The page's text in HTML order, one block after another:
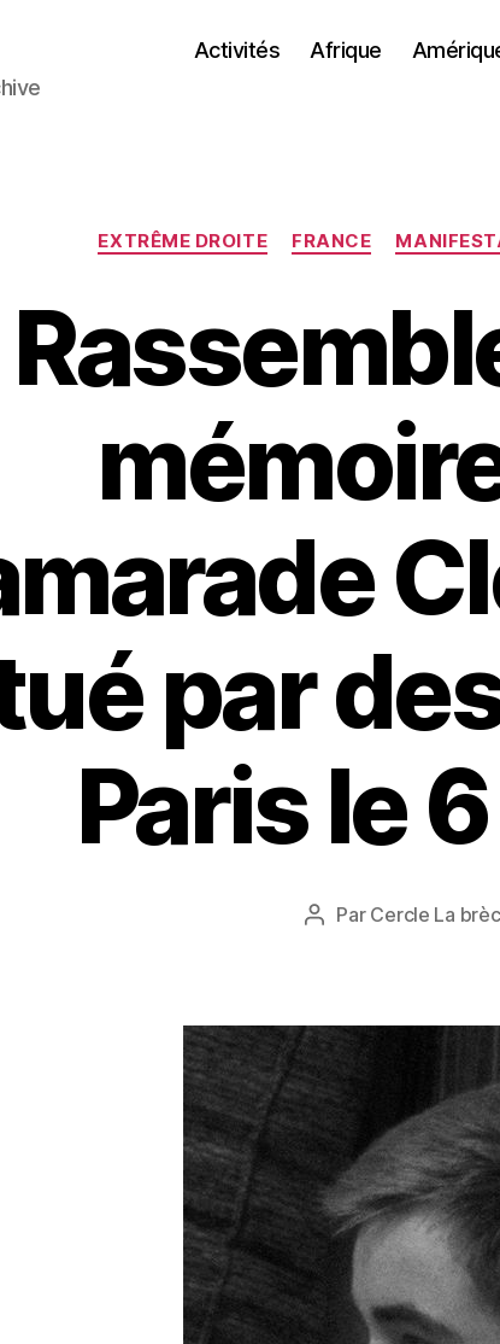
Activités Afrique
EXTRÊME DROITE FRANCE
par
Paris le
Auteur
Par Cercle La